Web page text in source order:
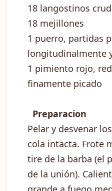
18 langostinos
18 mejillones
1 puerro, partidas
longitudinalmente
1 pimiento rojo,
finamente picado
Preparacion
Pelar y desvenar
cola intacta. Frote
tire de la barba (el
de la unión).